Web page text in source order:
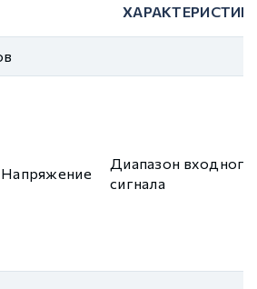
Напряжение
Диапазон входного
сигнала